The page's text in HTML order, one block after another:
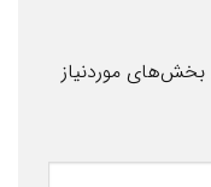
بخش‌های موردنیاز